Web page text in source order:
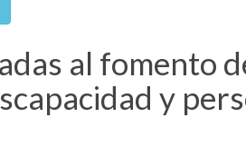
al fomento
y